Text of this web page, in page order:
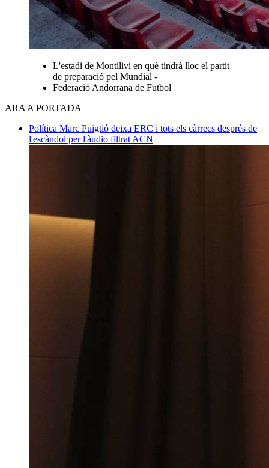
L'estadi de Montilivi en què tindrà lloc el partit
de preparació pel Mundial -
Federació Andorrana de Futbol
ARA A PORTADA
Política Marc Puigtió deixa ERC i tots els càrrecs després de
l'escàndol per l'àudio filtrat ACN